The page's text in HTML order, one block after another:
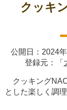
クッキ
公開日：2024
登録元：「
クッキング
とした楽しく調